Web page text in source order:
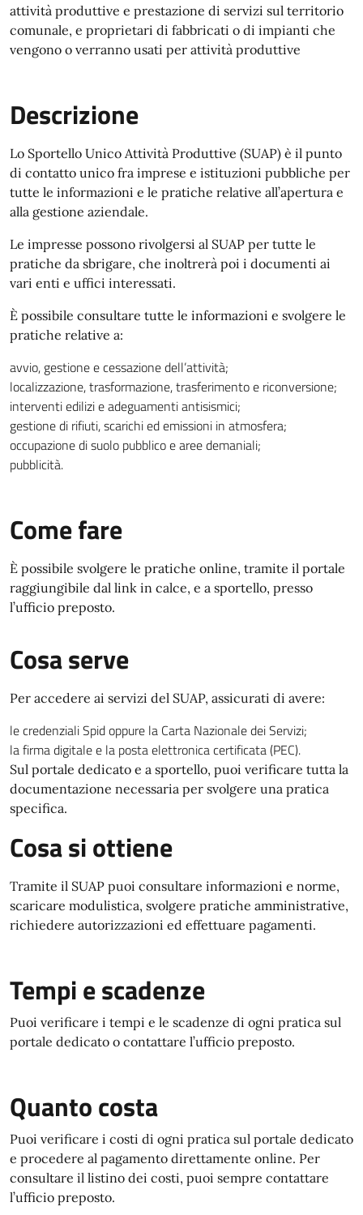
attività produttive e prestazione di servizi sul territorio
comunale, e proprietari di fabbricati o di impianti che
vengono o verranno usati per attività produttive
Descrizione
Lo Sportello Unico Attività Produttive (SUAP) è il punto
di contatto unico fra imprese e istituzioni pubbliche per
tutte le informazioni e le pratiche relative all’apertura e
alla gestione aziendale.
Le impresse possono rivolgersi al SUAP per tutte le
pratiche da sbrigare, che inoltrerà poi i documenti ai
vari enti e uffici interessati.
È possibile consultare tutte le informazioni e svolgere le
pratiche relative a:
avvio, gestione e cessazione dell’attività;
localizzazione, trasformazione, trasferimento e riconversione;
interventi edilizi e adeguamenti antisismici;
gestione di rifiuti, scarichi ed emissioni in atmosfera;
occupazione di suolo pubblico e aree demaniali;
pubblicità.
Come fare
È possibile svolgere le pratiche online, tramite il portale
raggiungibile dal link in calce, e a sportello, presso
l’ufficio preposto.
Cosa serve
Per accedere ai servizi del SUAP, assicurati di avere:
le credenziali Spid oppure la Carta Nazionale dei Servizi;
la firma digitale e la posta elettronica certificata (PEC).
Sul portale dedicato e a sportello, puoi verificare tutta la
documentazione necessaria per svolgere una pratica
specifica.
Cosa si ottiene
Tramite il SUAP puoi consultare informazioni e norme,
scaricare modulistica, svolgere pratiche amministrative,
richiedere autorizzazioni ed effettuare pagamenti.
Tempi e scadenze
Puoi verificare i tempi e le scadenze di ogni pratica sul
portale dedicato o contattare l’ufficio preposto.
Quanto costa
Puoi verificare i costi di ogni pratica sul portale dedicato
e procedere al pagamento direttamente online. Per
consultare il listino dei costi, puoi sempre contattare
l’ufficio preposto.